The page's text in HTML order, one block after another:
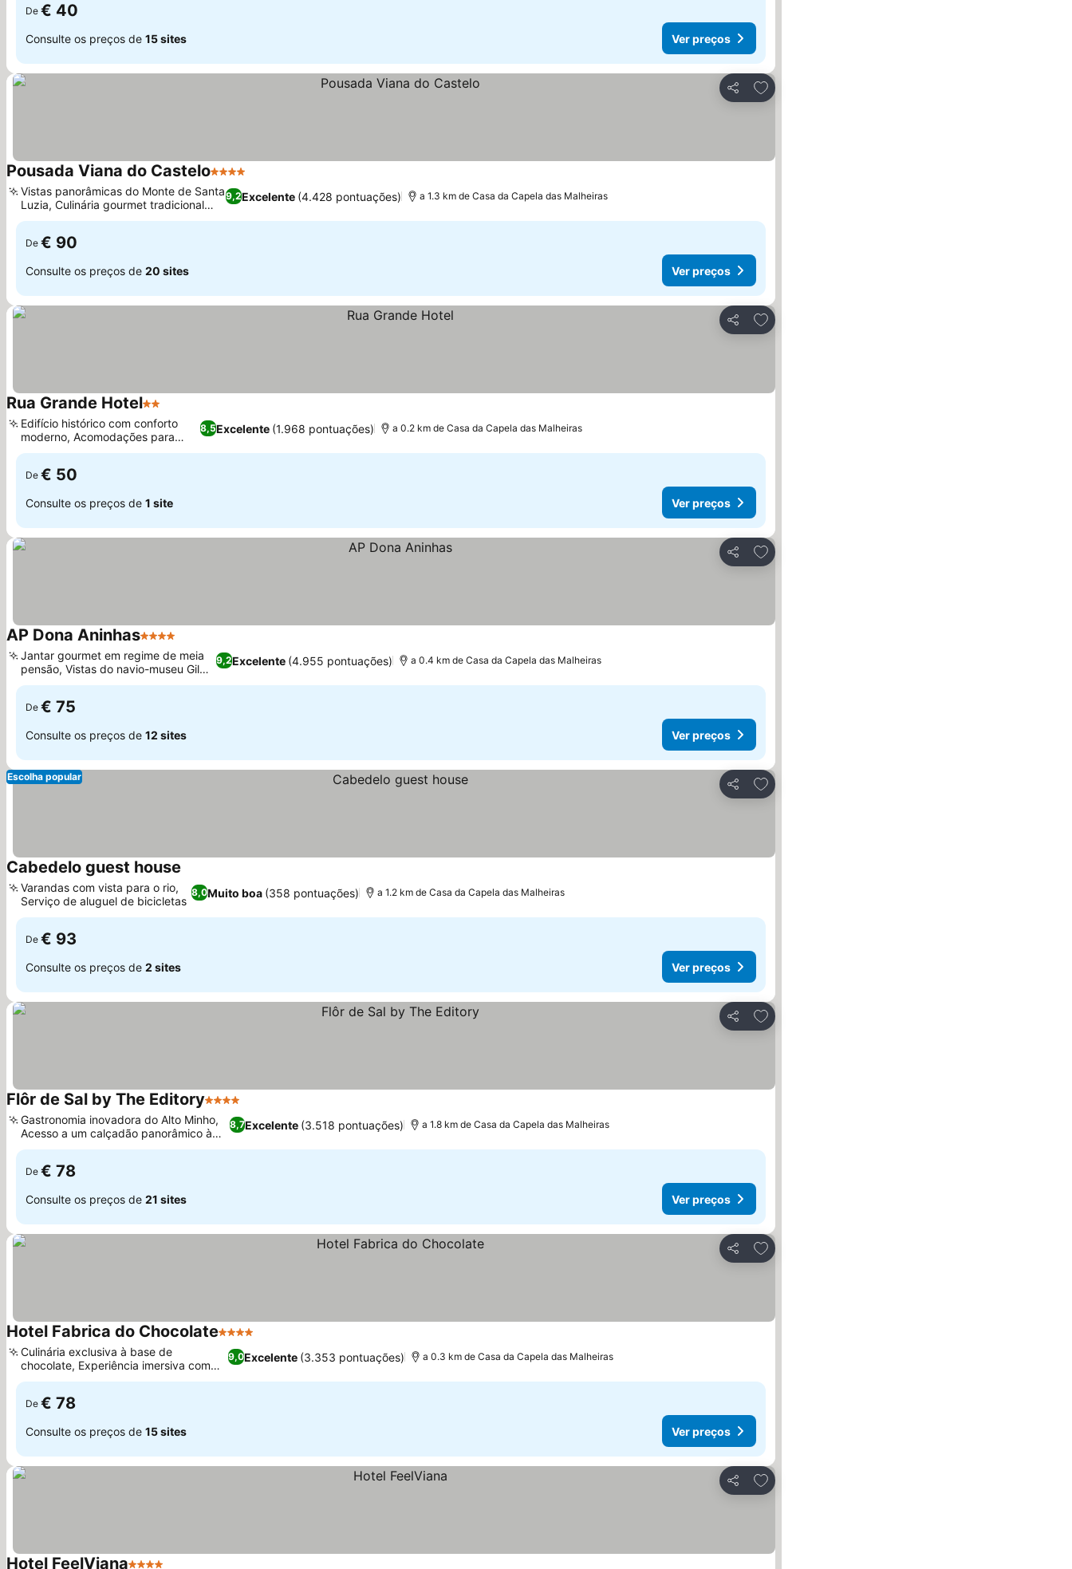
De € 40
Consulte os preços de 15 sites Ver preços
Partilhar
Adicionar aos favoritos
Pousada Viana do Castelo4 Estrelas
9,2Excelente (4.428 pontuações)
Vistas panorâmicas do Monte de Santa
Luzia, Culinária gourmet tradicional
minhota
a 1.3 km de Casa da Capela das Malheiras
De € 90
Consulte os preços de 20 sites Ver preços
Partilhar
Adicionar aos favoritos
Rua Grande Hotel2 Estrelas
8,5Excelente (1.968 pontuações)
Edifício histórico com conforto
moderno, Acomodações para
famílias
a 0.2 km de Casa da Capela das Malheiras
De € 50
Consulte os preços de 1 site Ver preços
Partilhar
Adicionar aos favoritos
AP Dona Aninhas4 Estrelas
9,2Excelente (4.955 pontuações)
Jantar gourmet em regime de meia
pensão, Vistas do navio-museu Gil
Eannes
a 0.4 km de Casa da Capela das Malheiras
De € 75
Consulte os preços de 12 sites Ver preços
Partilhar
Adicionar aos favoritos
Escolha popular
Cabedelo guest house
8,0Muito boa (358 pontuações)
Varandas com vista para o rio,
Serviço de aluguel de bicicletas
a 1.2 km de Casa da Capela das Malheiras
De € 93
Consulte os preços de 2 sites Ver preços
Partilhar
Adicionar aos favoritos
Flôr de Sal by The Editory4 Estrelas
8,7Excelente (3.518 pontuações)
Gastronomia inovadora do Alto Minho,
Acesso a um calçadão panorâmico à
beira-mar
a 1.8 km de Casa da Capela das Malheiras
De € 78
Consulte os preços de 21 sites Ver preços
Partilhar
Adicionar aos favoritos
Hotel Fabrica do Chocolate4 Estrelas
9,0Excelente (3.353 pontuações)
Culinária exclusiva à base de
chocolate, Experiência imersiva com
tema de chocolate
a 0.3 km de Casa da Capela das Malheiras
De € 78
Consulte os preços de 15 sites Ver preços
Partilhar
Adicionar aos favoritos
Hotel FeelViana